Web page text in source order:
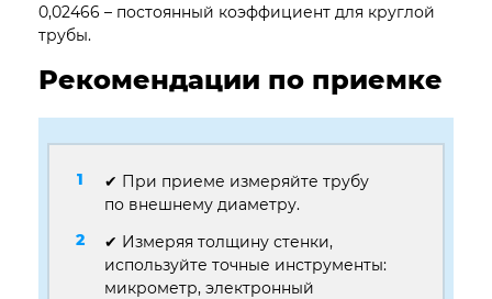
0,02466 – постоянный коэффициент для круглой
трубы.
Рекомендации по приемке
✔ При приеме измеряйте трубу
по внешнему диаметру.
✔ Измеряя толщину стенки,
используйте точные инструменты:
микрометр, электронный